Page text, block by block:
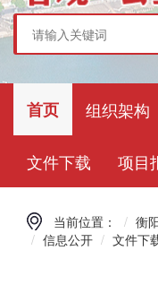
首页 组织架构
文件下载 项目
当前位置： 衡
信息公开
文件下